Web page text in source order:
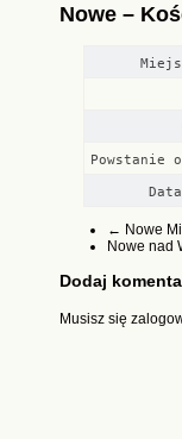
Nowe –
Powstanie
← Nowe
Nowe nad
Dodaj
Musisz się